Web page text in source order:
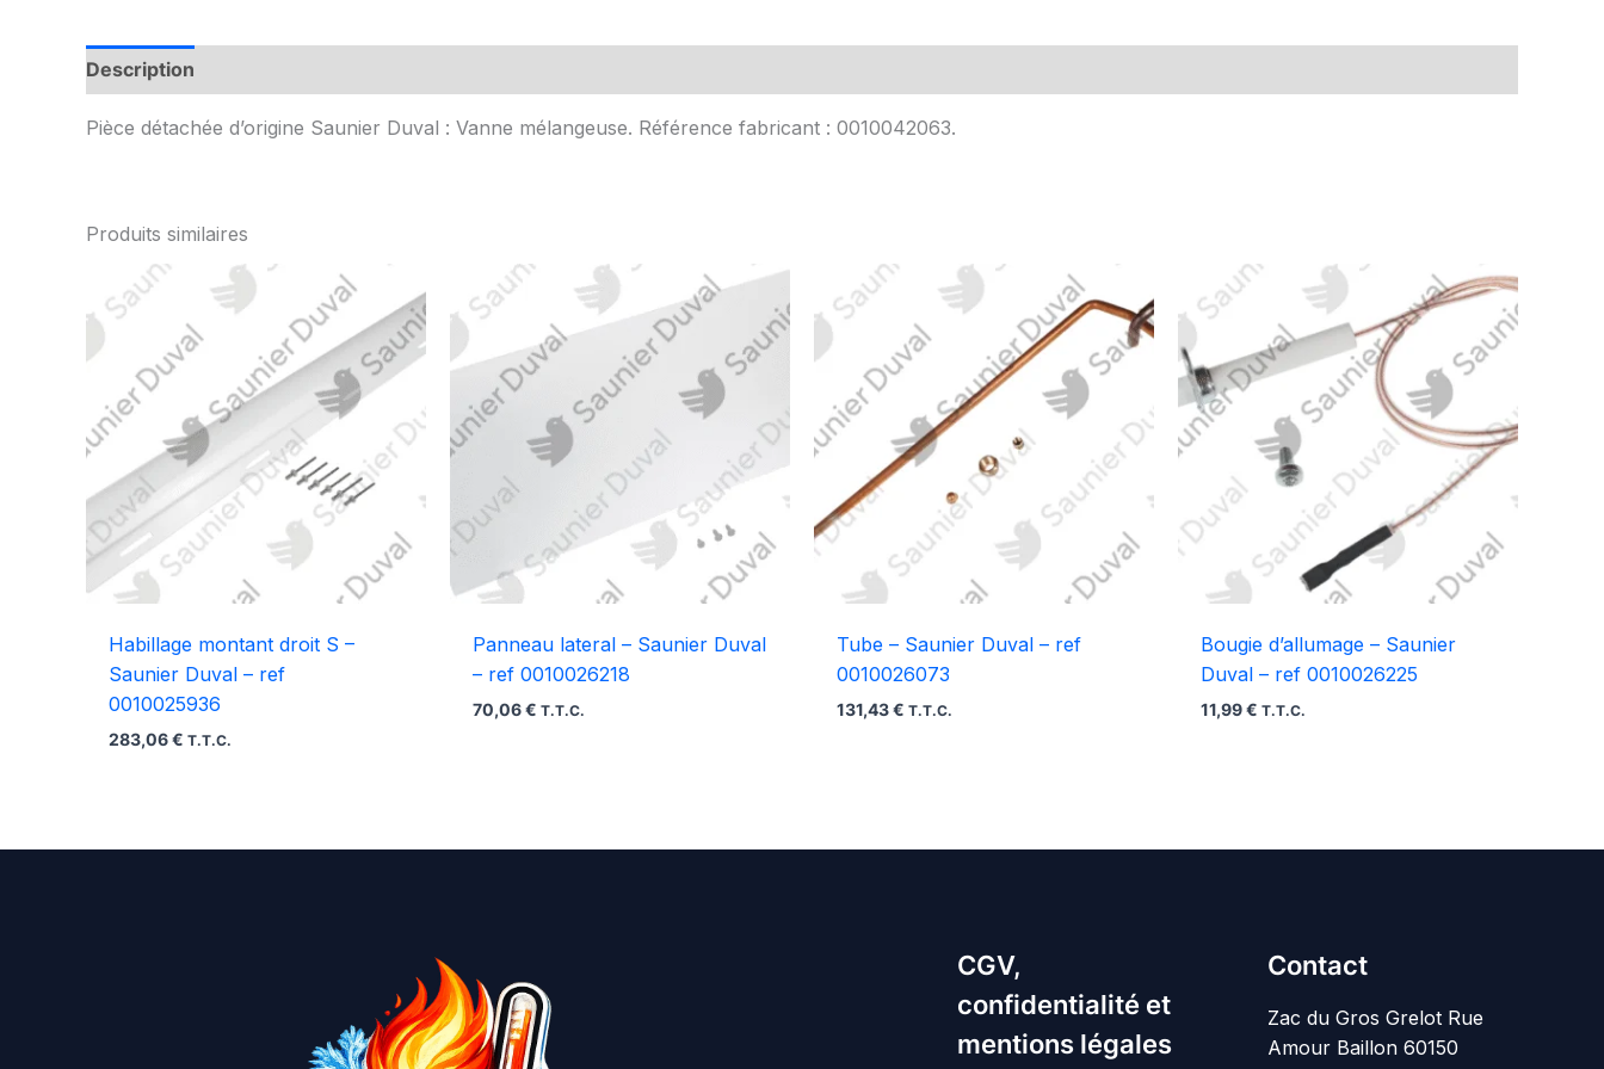
Description
Pièce détachée d’origine Saunier Duval : Vanne mélangeuse. Référence fabricant : 0010042063.
Produits similaires
Habillage montant droit S –
Saunier Duval – ref
0010025936
283,06€ T.T.C.
Panneau lateral – Saunier Duval
– ref 0010026218
70,06€ T.T.C.
Tube – Saunier Duval – ref
0010026073
131,43€ T.T.C.
Bougie d’allumage – Saunier
Duval – ref 0010026225
11,99€ T.T.C.
CGV,
confidentialité et
mentions légales
Contact
Zac du Gros Grelot Rue
Amour Baillon 60150